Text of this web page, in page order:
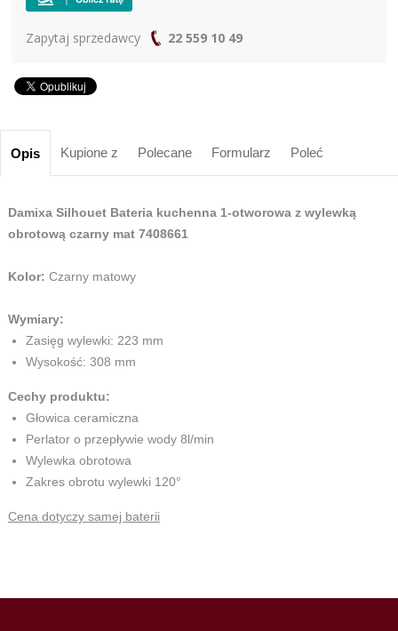
Zapytaj sprzedawcy 22 559 10 49
Opis Kupione z Polecane Formularz Poleć
Damixa Silhouet Bateria kuchenna 1-otworowa z wylewką
obrotową czarny mat 7408661
Kolor: Czarny matowy
Wymiary:
Zasięg wylewki: 223 mm
Wysokość: 308 mm
Cechy produktu:
Głowica ceramiczna
Perlator o przepływie wody 8l/min
Wylewka obrotowa
Zakres obrotu wylewki 120°
Cena dotyczy samej baterii